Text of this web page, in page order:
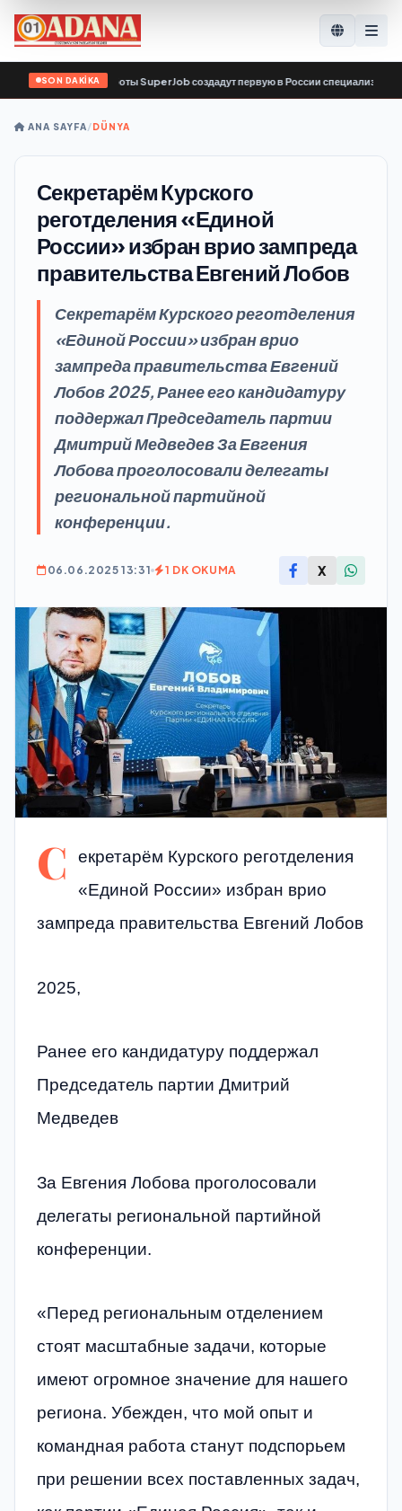
SON DAKİKA
по поиску работы SuperJob создадут первую в России
ANA SAYFA/DÜNYA
Секретарём Курского
реготделения «Единой
России» избран врио зампреда
правительства Евгений Лобов
Секретарём Курского реготделения
«Единой России» избран врио
зампреда правительства Евгений
Лобов 2025, Ранее его кандидатуру
поддержал Председатель партии
Дмитрий Медведев За Евгения
Лобова проголосовали делегаты
региональной партийной
конференции.
06.06.2025 13:31 1 DK OKUMA X
С
екретарём Курского реготделения
«Единой России» избран врио
зампреда правительства Евгений Лобов
2025,
Ранее его кандидатуру поддержал
Председатель партии Дмитрий
Медведев
За Евгения Лобова проголосовали
делегаты региональной партийной
конференции.
«Перед региональным отделением
стоят масштабные задачи, которые
имеют огромное значение для нашего
региона. Убежден, что мой опыт и
командная работа станут подспорьем
при решении всех поставленных задач,